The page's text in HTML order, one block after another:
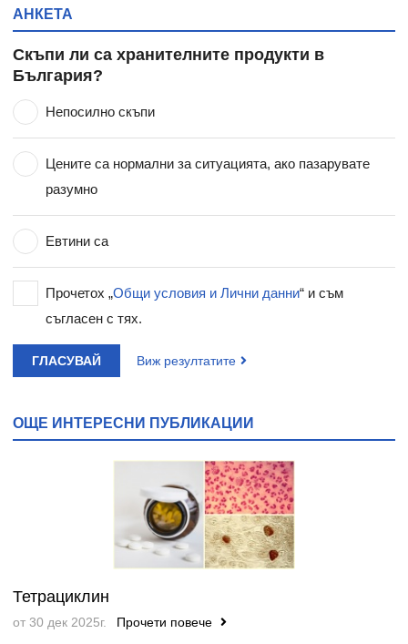
АНКЕТА
Скъпи ли са хранителните продукти в
България?
Непосилно скъпи
Цените са нормални за ситуацията, ако пазарувате
разумно
Евтини са
Прочетох „Общи условия и Лични данни“ и съм
съгласен с тях.
ГЛАСУВАЙ Виж резултатите
ОЩЕ ИНТЕРЕСНИ ПУБЛИКАЦИИ
Тетрациклин
от 30 дек 2025г. Прочети повече